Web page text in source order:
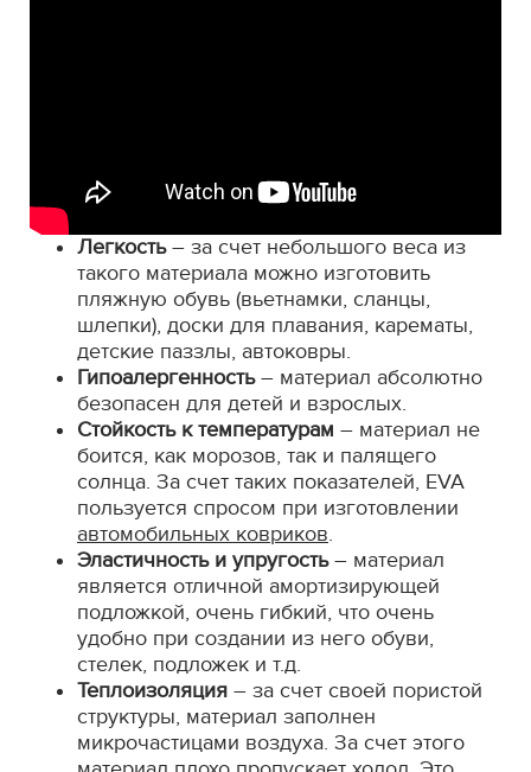
Легкость– за счет небольшого веса из
такого материала можно изготовить
пляжную обувь (вьетнамки, сланцы,
шлепки), доски для плавания, карематы,
детские паззлы, автоковры.
Гипоалергенность– материал абсолютно
безопасен для детей и взрослых.
Стойкость к температурам – материал не
боится, как морозов, так и палящего
солнца. За счет таких показателей, EVA
пользуется спросом при изготовлении
автомобильных ковриков.
Эластичность и упругость– материал
является отличной амортизирующей
подложкой, очень гибкий, что очень
удобно при создании из него обуви,
стелек, подложек и т.д.
Теплоизоляция – за счет своей пористой
структуры, материал заполнен
микрочастицами воздуха. За счет этого